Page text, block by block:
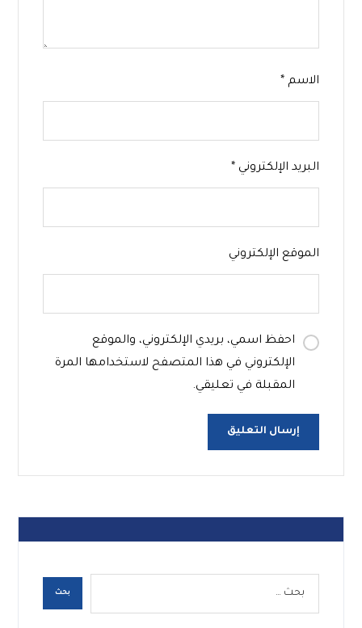
الاسم *
البريد الإلكتروني *
الموقع الإلكتروني
احفظ اسمي، بريدي الإلكتروني، والموقع
الإلكتروني في هذا المتصفح لاستخدامها المرة
المقبلة في تعليقي.